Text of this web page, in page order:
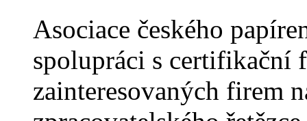
Asociace českého
spolupráci s certifikační
zainteresovaných firem